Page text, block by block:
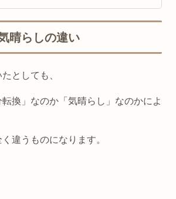
晴らしの違い
としても、
換」なのか「気晴らし」なのかによ
違うものになります。